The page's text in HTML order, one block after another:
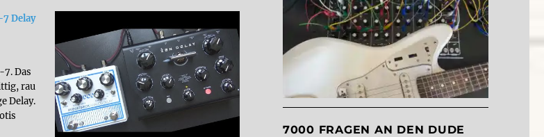
7 Delay
Das
rau
Delay.
7000 FRAGEN AN DEN DUDE